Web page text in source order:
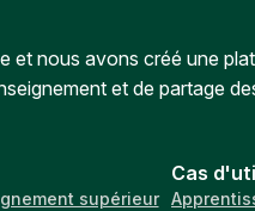
nous avons créé une
et de partage
supérieur
Cas